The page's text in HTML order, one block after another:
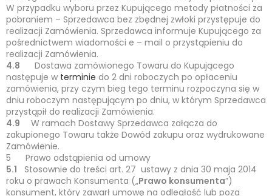
W przypadku wyboru przez Kupującego metody płatności za
pobraniem – Sprzedawca bez zbędnej zwłoki przystępuje do
realizacji Zamówienia. Sprzedawca informuje Kupującego za
pośrednictwem wiadomości e – mail o przystąpieniu do
realizacji Zamówienia.
4.8 Dostawa zamówionego Towaru do Kupującego
następuje w terminie do 2 dni roboczych po opłaceniu
zamówienia, przy czym bieg tego terminu rozpoczyna się w
dniu roboczym następującym po dniu, w którym Sprzedawca
przystąpił do realizacji Zamówienia.
4.9 W ramach Dostawy Sprzedawca załącza do
zakupionego Towaru także Dowód zakupu oraz wydrukowane
Zamówienie.
5 Prawo odstąpienia od umowy
5.1 Stosownie do treści art. 27 ustawy z dnia 30 maja 2014
roku o prawach Konsumenta („Prawo konsumenta”)
konsument, który zawarł umowę na odległość lub poza